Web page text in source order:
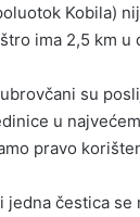
Kobila)
ima 2,5 km u
su
u
pravo
jedna čestica